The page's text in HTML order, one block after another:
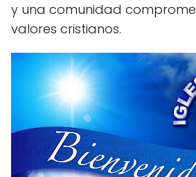
y una comunidad
valores cristianos.